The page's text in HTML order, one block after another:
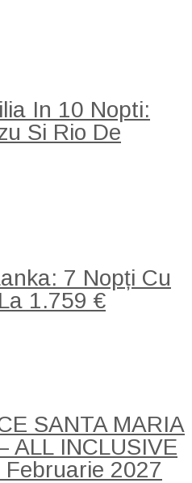
In 10 Nopti:
Si Rio De
7 Nopți Cu
1.759 €
SANTA MARIA
ALL INCLUSIVE
2027